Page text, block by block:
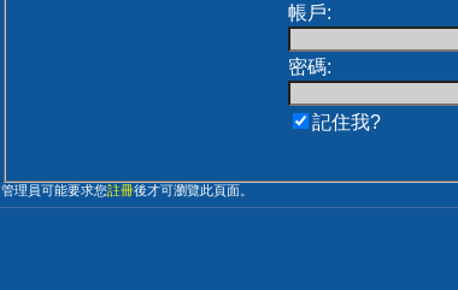
帳戶:
密碼:
記住我?
管理員可能要求您註冊後才可瀏覽此頁面。